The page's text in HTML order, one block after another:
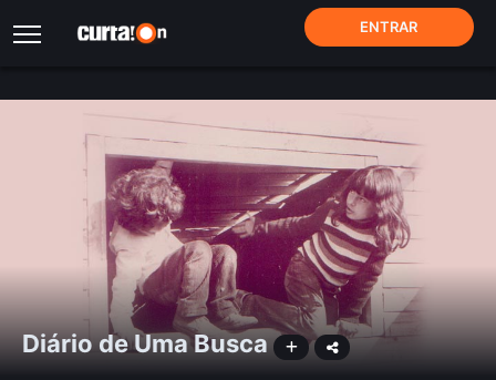
ENTRAR
Diário de Uma Busca